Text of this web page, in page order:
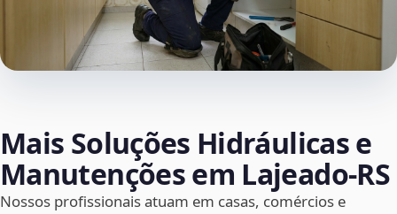
Mais Soluções Hidráulicas e
Manutenções em Lajeado‑RS
Nossos profissionais atuam em casas, comércios e